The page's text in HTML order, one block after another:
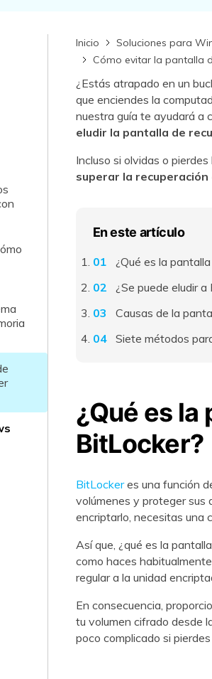
Inicio
Soluciones para
Cómo evitar la pantalla
¿Estás atrapado en un
que enciendes la
nuestra guía te ayudará a
eludir la pantalla de
󠀰Incluso si olvidas o
superar la
En este artículo
¿Qué es la
¿Se puede eludir a
Causas de la
Siete métodos
¿Qué es
BitLocker?
BitLockeres una función
volúmenes y proteger sus
encriptarlo, necesitas una
Así que, ¿qué es la
como haces
regular a la unidad
En consecuencia,
tu volumen cifrado desde
poco complicado si